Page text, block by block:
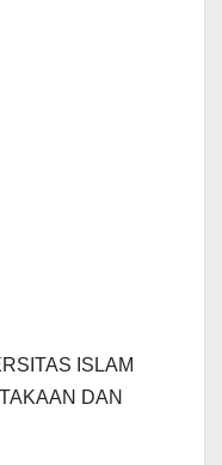
ISLAM
DAN